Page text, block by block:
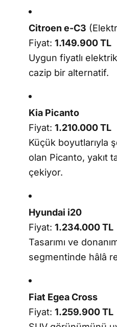
Citroen e-C3
Fiyat: 1.149.900 TL
Uygun fiyatlı
cazip bir alternatif.
Kia Picanto
Fiyat: 1.210.000 TL
Küçük boyutlarıyla
olan Picanto, yakıt
çekiyor.
Hyundai i20
Fiyat: 1.234.000 TL
Tasarımı ve
segmentinde hâlâ
Fiat Egea Cross
Fiyat: 1.259.900 TL